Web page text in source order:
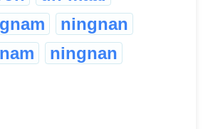
ningnan
ningnan